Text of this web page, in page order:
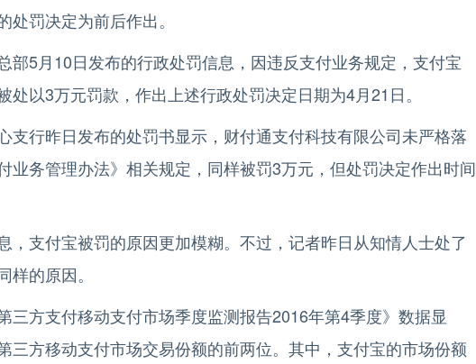
罚决定为前后作出。
5月10日发布的行政处罚信息，因违反支付业务规定，支付宝
处以3万元罚款，作出上述行政处罚决定日期为4月21日。
行昨日发布的处罚书显示，财付通支付科技有限公司未严格落
业务管理办法》相关规定，同样被罚3万元，但处罚决定作出时间
支付宝被罚的原因更加模糊。不过，记者昨日从知情人士处了
的原因。
方支付移动支付市场季度监测报告2016年第4季度》数据显
三方移动支付市场交易份额的前两位。其中，支付宝的市场份额